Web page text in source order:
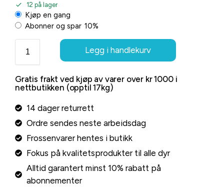
12 på lager
Kjøp en gang
Abonner og spar 10%
Legg i handlekurv
Gratis frakt ved kjøp av varer over kr 1000 i
nettbutikken (opptil 17kg)
14 dager returrett
Ordre sendes neste arbeidsdag
Frossenvarer hentes i butikk
Fokus på kvalitetsprodukter til alle dyr
Alltid garantert minst 10% rabatt på
abonnementer